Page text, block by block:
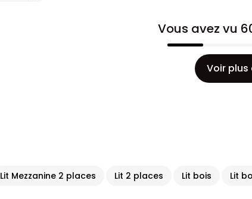
Vous avez vu
Voir
Lit Mezzanine 2 places Lit 2 places Lit bois Lit